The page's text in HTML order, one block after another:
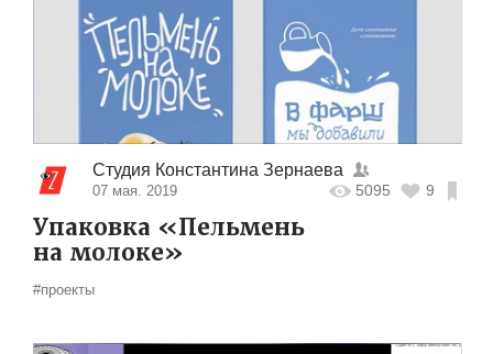
Студия Константина Зернаева
07 мая. 2019 5095 9
Упаковка «Пельмень
на молоке»
#проекты